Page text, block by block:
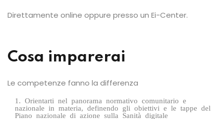
Direttamente online oppure presso un Ei-Center.
Cosa imparerai
Le competenze fanno la differenza
Orientarti nel panorama normativo comunitario e
nazionale in materia, definendo gli obiettivi e le tappe del
Piano nazionale di azione sulla Sanità digitale